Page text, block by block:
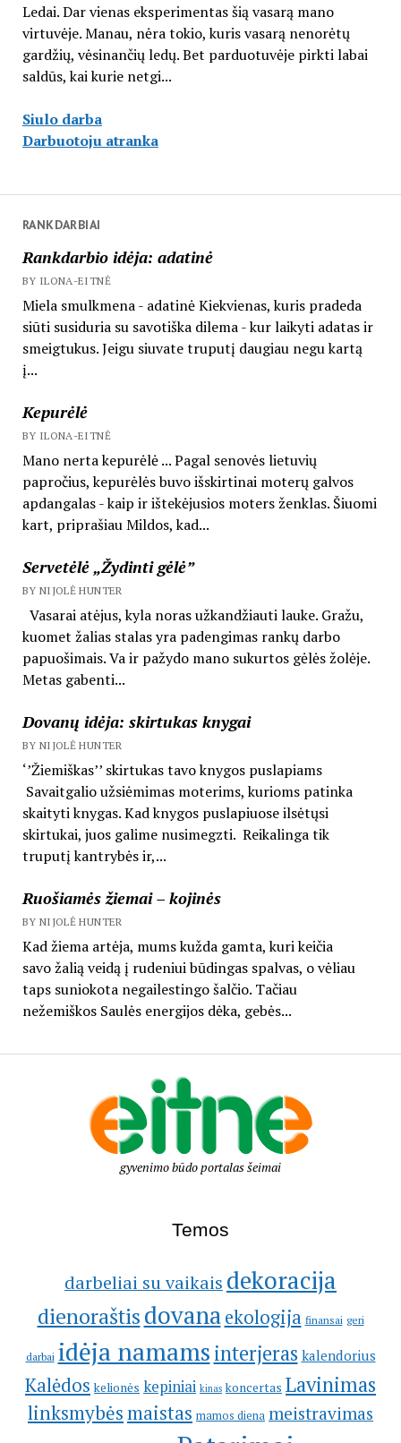
Ledai. Dar vienas eksperimentas šią vasarą mano
virtuvėje. Manau, nėra tokio, kuris vasarą nenorėtų
gardžių, vėsinančių ledų. Bet parduotuvėje pirkti labai
saldūs, kai kurie netgi...
Siulo darba
Darbuotoju atranka
RANKDARBIAI
Rankdarbio idėja: adatinė
BY ILONA-EITNĖ
Miela smulkmena - adatinė Kiekvienas, kuris pradeda
siūti susiduria su savotiška dilema - kur laikyti adatas ir
smeigtukus. Jeigu siuvate truputį daugiau negu kartą
į...
Kepurėlė
BY ILONA-EITNĖ
Mano nerta kepurėlė ... Pagal senovės lietuvių
papročius, kepurėlės buvo išskirtinai moterų galvos
apdangalas - kaip ir ištekėjusios moters ženklas. Šiuomi
kart, priprašiau Mildos, kad...
Servetėlė „Žydinti gėlė”
BY NIJOLĖ HUNTER
Vasarai atėjus, kyla noras užkandžiauti lauke. Gražu,
kuomet žalias stalas yra padengimas rankų darbo
papuošimais. Va ir pažydo mano sukurtos gėlės žolėje.
Metas gabenti...
Dovanų idėja: skirtukas knygai
BY NIJOLĖ HUNTER
‘’Žiemiškas’’ skirtukas tavo knygos puslapiams
Savaitgalio užsiėmimas moterims, kurioms patinka
skaityti knygas. Kad knygos puslapiuose ilsėtųsi
skirtukai, juos galime nusimegzti. Reikalinga tik
truputį kantrybės ir,...
Ruošiamės žiemai – kojinės
BY NIJOLĖ HUNTER
Kad žiema artėja, mums kužda gamta, kuri keičia
savo žalią veidą į rudeniui būdingas spalvas, o vėliau
taps suniokota negailestingo šalčio. Tačiau
nežemiškos Saulės energijos dėka, gebės...
gyvenimo būdo portalas šeimai
Temos
darbeliai su vaikais dekoracija
dienoraštisdovana ekologija finansai geri
darbai idėja namams interjeras kalendorius
Kalėdos kelionės kepiniai kinas koncertas Lavinimas
linksmybėsmaistas mamos diena meistravimas